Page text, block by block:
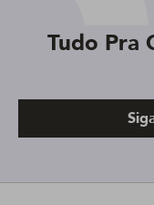
Tudo Pra